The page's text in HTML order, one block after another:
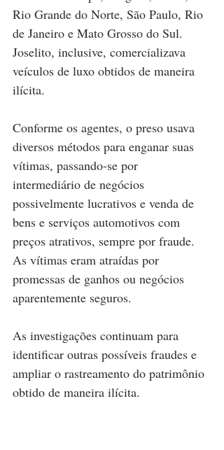
Rio Grande do Norte, São Paulo, Rio
de Janeiro e Mato Grosso do Sul.
Joselito, inclusive, comercializava
veículos de luxo obtidos de maneira
ilícita.
Conforme os agentes, o preso usava
diversos métodos para enganar suas
vítimas, passando-se por
intermediário de negócios
possivelmente lucrativos e venda de
bens e serviços automotivos com
preços atrativos, sempre por fraude.
As vítimas eram atraídas por
promessas de ganhos ou negócios
aparentemente seguros.
As investigações continuam para
identificar outras possíveis fraudes e
ampliar o rastreamento do patrimônio
obtido de maneira ilícita.